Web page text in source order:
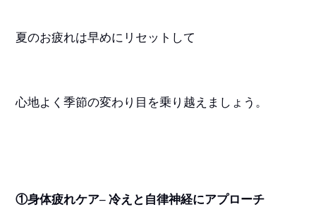
夏のお疲れは早めにリセットして
心地よく季節の変わり目を乗り越えましょう。
①身体疲れケア–冷えと自律神経にアプローチ